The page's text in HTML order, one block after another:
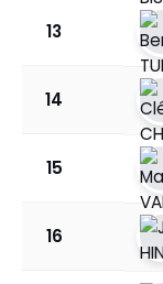
13
14
15
16